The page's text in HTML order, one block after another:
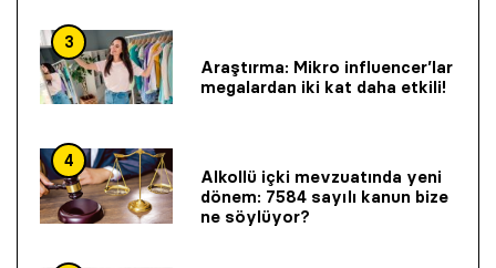
3
Araştırma: Mikro influencer’lar
megalardan iki kat daha etkili!
4
Alkollü içki mevzuatında yeni
dönem: 7584 sayılı kanun bize
ne söylüyor?